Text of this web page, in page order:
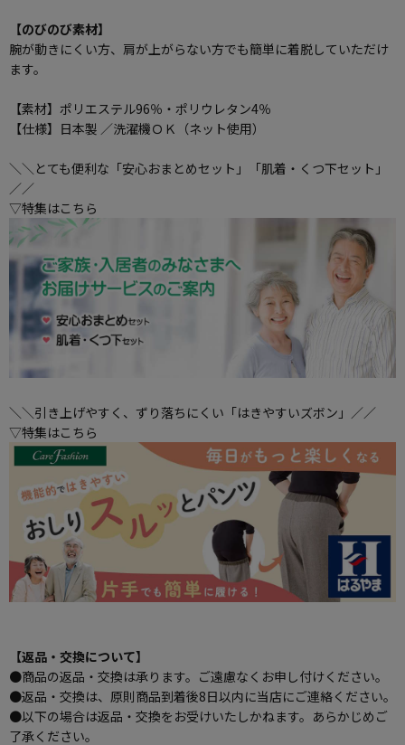
【のびのび素材】
腕が動きにくい方、肩が上がらない方でも簡単に着脱していただけ
ます。
【素材】ポリエステル96％・ポリウレタン4％
【仕様】日本製 ／洗濯機ＯＫ（ネット使用）
＼＼とても便利な「安心おまとめセット」「肌着・くつ下セット」
／／
▽特集はこちら
＼＼引き上げやすく、ずり落ちにくい「はきやすいズボン」／／
▽特集はこちら
【返品・交換について】
●商品の返品・交換は承ります。ご遠慮なくお申し付けください。
●返品・交換は、原則商品到着後8日以内に当店にご連絡ください。
●以下の場合は返品・交換をお受けいたしかねます。あらかじめご
了承ください。